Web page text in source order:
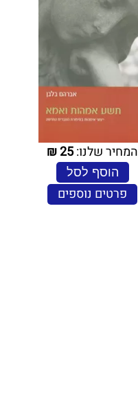
המחיר שלנו:25
₪
הוסף לסל
פרטים נוספים